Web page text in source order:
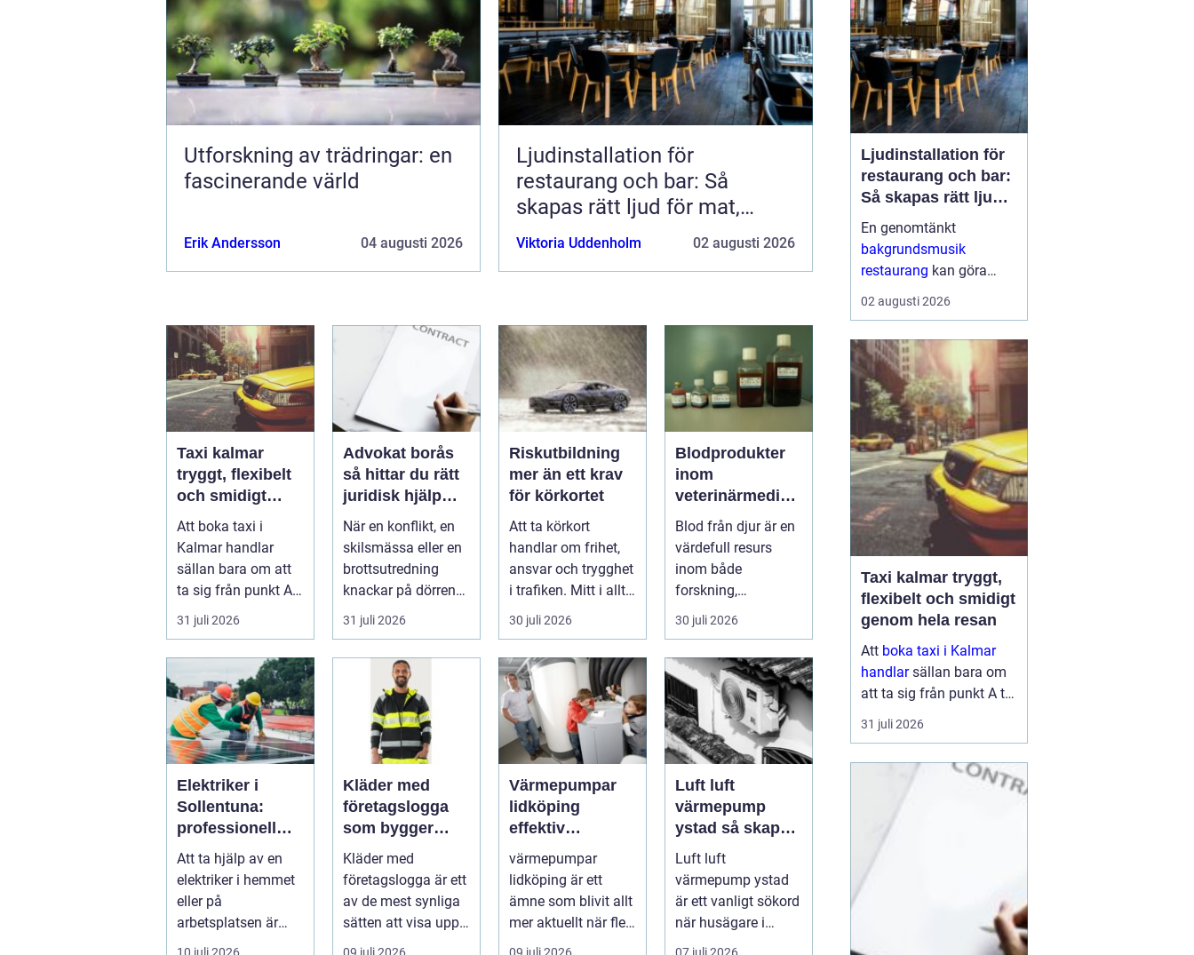
Utforskning av trädringar: en
fascinerande värld
Erik Andersson 04 augusti 2026
Ljudinstallation för
restaurang och bar: Så
skapas rätt ljud för mat,
dryck och stämning
Viktoria Uddenholm 02 augusti 2026
Taxi kalmar
tryggt, flexibelt
och smidigt
genom hela
resan
Att boka taxi i
Kalmar handlar
sällan bara om att
ta sig från punkt A
till punkt B. För
många är res...
31 juli 2026
Advokat borås
så hittar du rätt
juridisk hjälp
när livet
krånglar
När en konflikt, en
skilsmässa eller en
brottsutredning
knackar på dörren
förändras vardagen
snabbt....
31 juli 2026
Riskutbildning
mer än ett krav
för körkortet
Att ta körkort
handlar om frihet,
ansvar och trygghet
i trafiken. Mitt i allt
detta finns
riskutbild...
30 juli 2026
Blodprodukter
inom
veterinärmedici
n funktion,
kvalitet och
användning
Blod från djur är en
värdefull resurs
inom både
forskning,
diagnostik och
veterinärmedicin.
När blod...
30 juli 2026
Elektriker i
Sollentuna:
professionell
hjälp när du
behöver det
Att ta hjälp av en
elektriker i hemmet
eller på
arbetsplatsen är
ofta en nödv&a...
10 juli 2026
Kläder med
företagslogga
som bygger
varumärke i
vardagen
Kläder med
företagslogga är ett
av de mest synliga
sätten att visa upp
ett varum...
09 juli 2026
Värmepumpar
lidköping
effektiv
uppvärmning för
hus och
fastigheter
värmepumpar
lidköping är ett
ämne som blivit allt
mer aktuellt när fler
fastighetsägare vill
09 juli 2026
Luft luft
värmepump
ystad så skapar
du ett behagligt
inomhusklimat
Året om
Luft luft
värmepump ystad
är ett vanligt sökord
när husägare i
sydkustens klimat
07 juli 2026
Ljudinstallation för
restaurang och bar:
Så skapas rätt ljud
för mat, dryck och
stämning
En genomtänkt
bakgrundsmusik
restaurang kan göra
skillnaden mellan en
lokal som gästerna
plats där de g&aum...
02 augusti 2026
Taxi kalmar tryggt,
flexibelt och smidigt
genom hela resan
Att boka taxi i Kalmar
handlarsällan bara om
att ta sig från punkt A till
punkt B. För många är
resan en viktig del av
semestern. En pålitlig
taxiresa kan betyda att
31 juli 2026